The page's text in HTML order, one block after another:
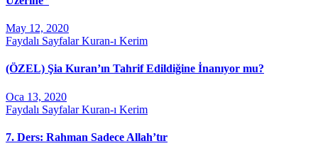
May 12, 2020
Faydalı SayfalarKuran-ı Kerim
(ÖZEL) Şia Kuran’ın Tahrif Edildiğine İnanıyor mu?
Oca 13, 2020
Faydalı SayfalarKuran-ı Kerim
7. Ders: Rahman Sadece Allah’tır